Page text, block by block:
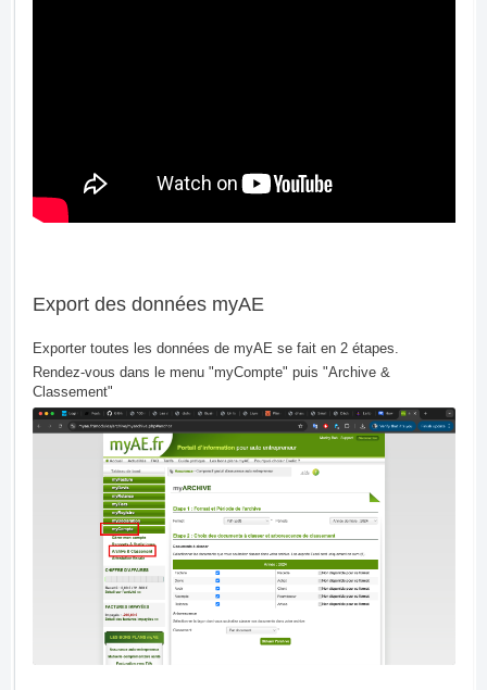
Export des données myAE
Exporter toutes les données de myAE se fait en 2 étapes.
Rendez-vous dans le menu "myCompte" puis "Archive &
Classement"